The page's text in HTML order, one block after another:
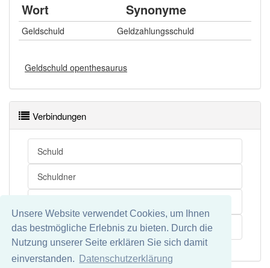
Unsere Website verwendet Cookies, um Ihnen
das bestmögliche Erlebnis zu bieten. Durch die
Nutzung unserer Seite erklären Sie sich damit
einverstanden.
Datenschutzerklärung
Wort Synonyme
Geldschuld Geldzahlungsschuld
Geldschuld openthesaurus
Verbindungen
Schuld
Schuldner
Zahlungsmittel